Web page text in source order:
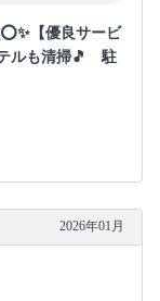
【優良サービ
ルも清掃🎵 駐
2026年01月